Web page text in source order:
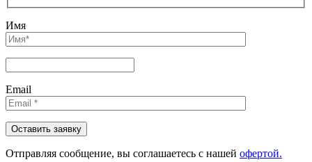
Имя
Email
Отправляя сообщениe, вы соглашаетесь с нашей офертой.